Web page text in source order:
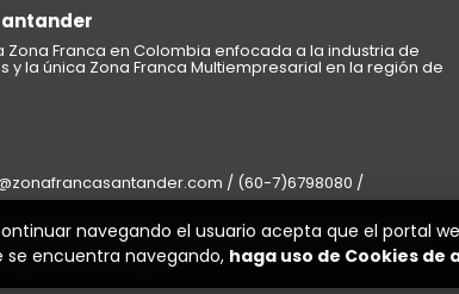
Zona Franca en Colombia enfocada a la industria de
y la única Zona Franca Multiempresarial en la región de
/ (60-7)6798080 /
Río Frío, Edificio Suza Vita / Floridablanca, Colombia
reservados
navegando el usuario acepta que el portal
se encuentra navegando, haga uso de Cookies